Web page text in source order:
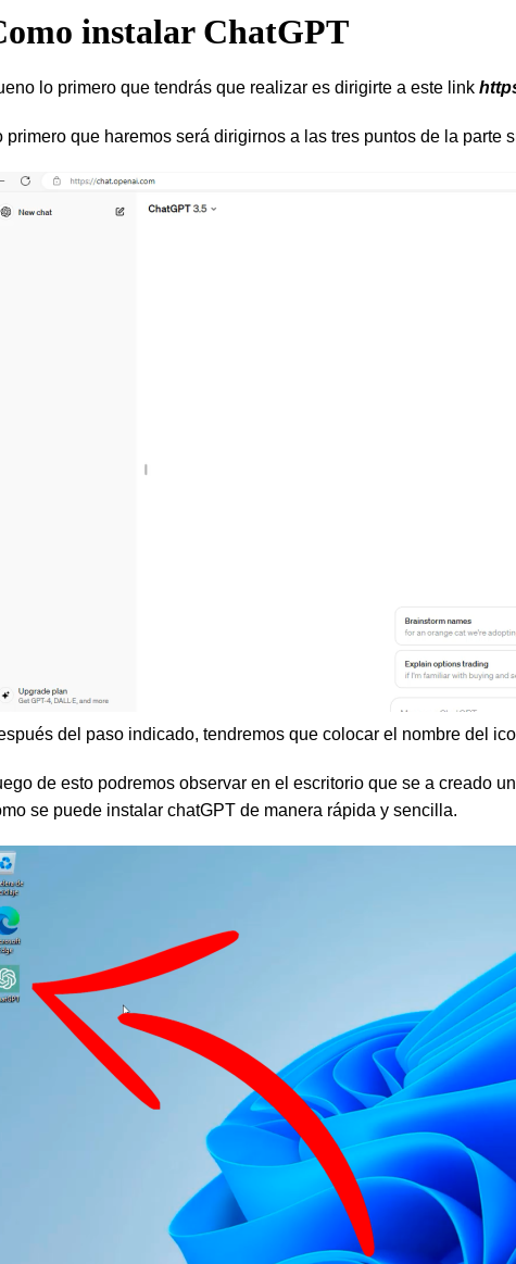
instalar ChatGPT
lo primero que tendrás que realizar es dirigirte a este link
primero que haremos será dirigirnos a las tres puntos de la parte
del paso indicado, tendremos que colocar el nombre del
de esto podremos observar en el escritorio que se a creado
se puede instalar chatGPT de manera rápida y sencilla.